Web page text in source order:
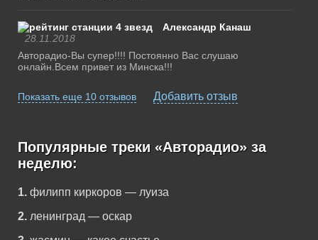
Александр Канаш
28.11.2018
Авторадио-Вы супер!!!! Постоянно Вас слушаю
онлайн.Всем привет из Минска!!!
Показать еще 10 отзывов Добавить отзыв
Популярные треки «Авторадио» за
неделю:
1. филипп киркоров — луиза
2. ленинград — оскар